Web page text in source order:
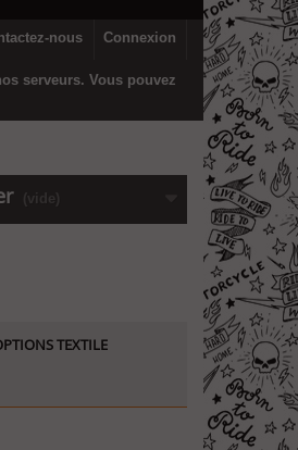
Connexion
nous
serveurs. Vous pouvez
(vide)
TEXTILE